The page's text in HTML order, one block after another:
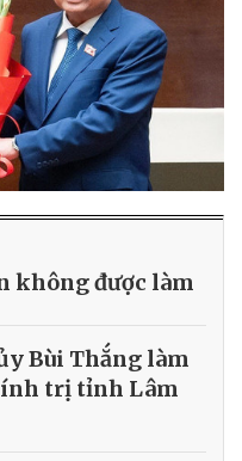
không được làm
Bùi Thắng làm
trị tỉnh Lâm